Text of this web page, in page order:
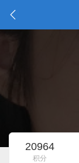
20964
积分